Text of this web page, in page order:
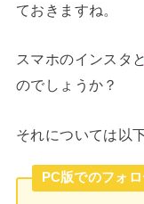
ておきますね。
スマホのインスタと
のでしょうか？
それについては以
PC版でのフォ